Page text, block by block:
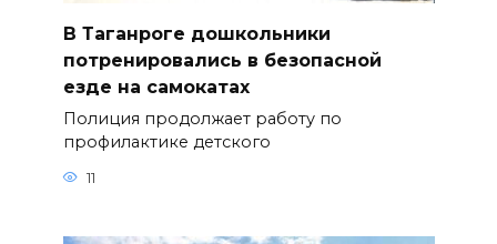
В Таганроге дошкольники
потренировались в безопасной
езде на самокатах
Полиция продолжает работу по
профилактике детского
11